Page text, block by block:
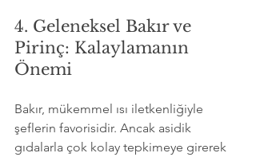
4. Geleneksel Bakır ve
Pirinç: Kalaylamanın
Önemi
Bakır, mükemmel ısı iletkenliğiyle
şeflerin favorisidir. Ancak asidik
gıdalarla çok kolay tepkimeye girerek